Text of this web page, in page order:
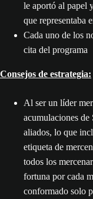
le aportó al papel
que representaba
Cada uno de los
cita del programa
Consejos de estrategia:
Al ser un líder
acumulaciones de
aliados, lo que
etiqueta de
todos los
fortuna por cada
conformado solo